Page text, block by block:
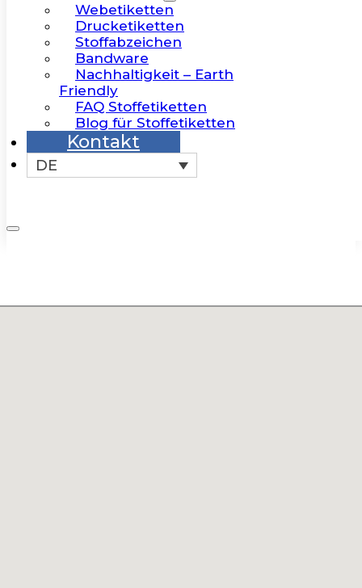
Webetiketten
Drucketiketten
Stoffabzeichen
Bandware
Nachhaltigkeit – Earth
Friendly
FAQ Stoffetiketten
Blog für Stoffetiketten
Kontakt
DE